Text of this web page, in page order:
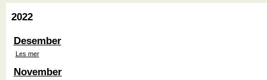
2022
Desember
Les mer
November